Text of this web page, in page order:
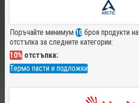
Поръчайте минимум 10 броя продукти на
отстъпка за следните категории:
10% отстъпка:
Термо пасти и подложки